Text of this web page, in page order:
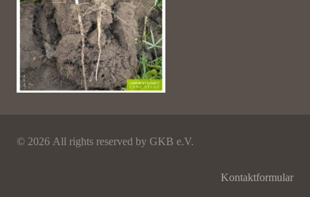
©2026 All rights reserved by GKB e.V.
Kontaktformular